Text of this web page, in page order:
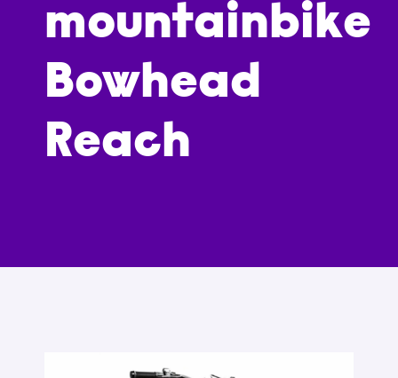
mountainbike
Bowhead
Reach